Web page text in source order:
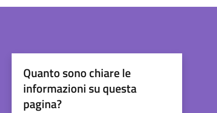
Quanto sono chiare le
informazioni su questa
pagina?